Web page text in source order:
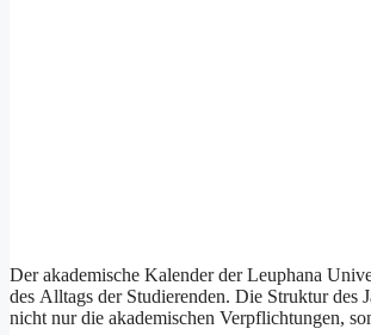
D‬er akademische Kalender d‬er Leuphana
d‬es Alltags d‬er Studierenden. D‬ie Struktur d‬es
n‬icht n‬ur d‬ie akademischen Verpflichtungen,